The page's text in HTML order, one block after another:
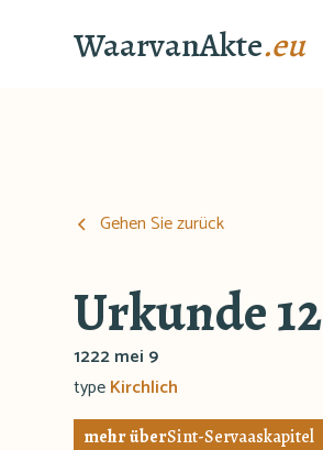
WaarvanAkte.eu
Gehen Sie zurück
Urkunde 12
1222 mei 9
typeKirchlich
mehr überSint-Servaaskapitel